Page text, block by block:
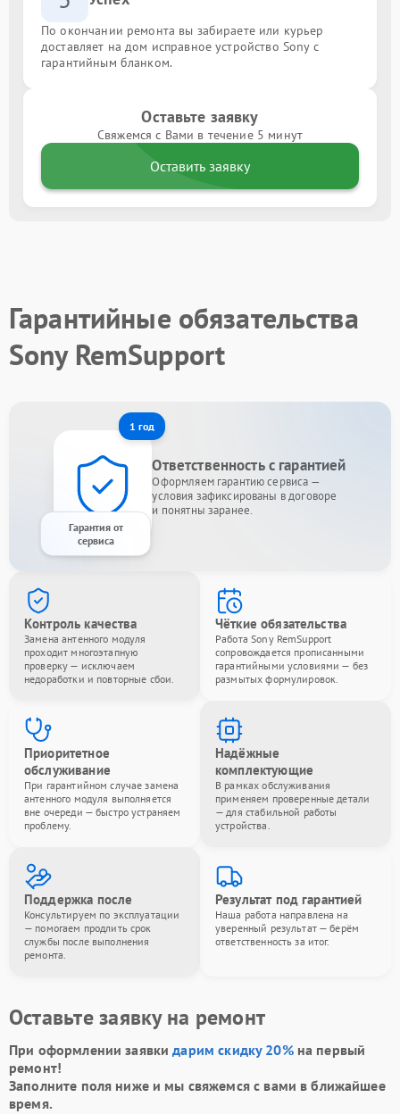
По окончании ремонта вы забираете или курьер
доставляет на дом исправное устройство Sony с
гарантийным бланком.
Оставьте заявку
Свяжемся с Вами в течение 5 минут
Оставить заявку
Гарантийные обязательства
Sony RemSupport
1 год
Гарантия от
сервиса
Ответственность с гарантией
Оформляем гарантию сервиса —
условия зафиксированы в договоре
и понятны заранее.
Контроль качества
Замена антенного модуля
проходит многоэтапную
проверку — исключаем
недоработки и повторные сбои.
Чёткие обязательства
Работа Sony RemSupport
сопровождается прописанными
гарантийными условиями — без
размытых формулировок.
Приоритетное
обслуживание
При гарантийном случае замена
антенного модуля выполняется
вне очереди — быстро устраняем
проблему.
Надёжные
комплектующие
В рамках обслуживания
применяем проверенные детали
— для стабильной работы
устройства.
Поддержка после
Консультируем по эксплуатации
— помогаем продлить срок
службы после выполнения
ремонта.
Результат под гарантией
Наша работа направлена на
уверенный результат — берём
ответственность за итог.
Оставьте заявку на ремонт
При оформлении заявкидарим скидку 20%на первый
ремонт!
Заполните поля ниже и мы свяжемся с вами в ближайшее
время.